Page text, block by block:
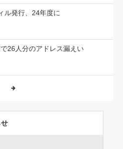
ル発行、24年度に
26人分のアドレス漏えい